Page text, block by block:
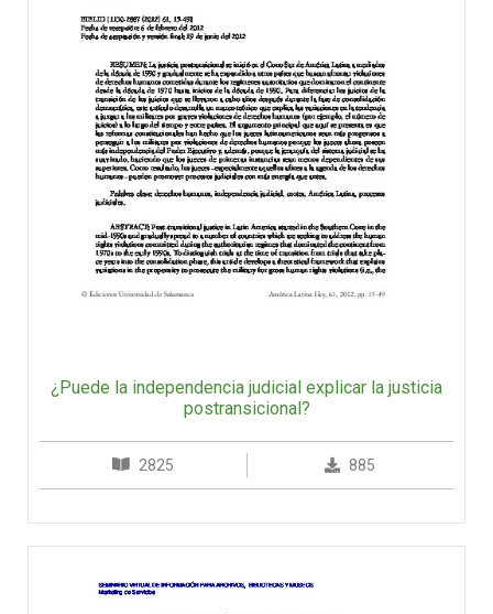
¿Puede la independencia judicial explicar la justicia
postransicional?
2825 885